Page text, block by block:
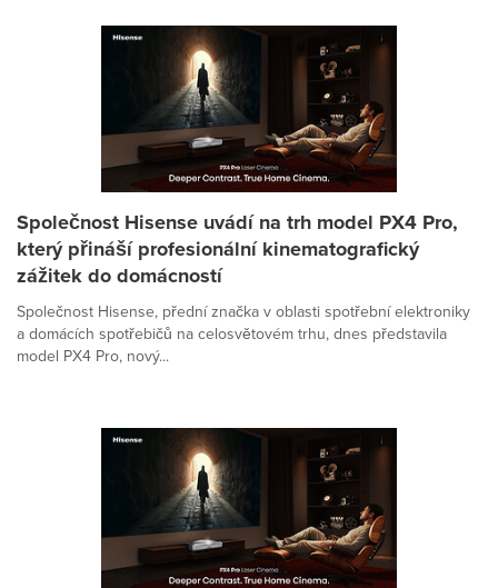
Společnost Hisense uvádí na trh model PX4 Pro,
který přináší profesionální kinematografický
zážitek do domácností
Společnost Hisense, přední značka v oblasti spotřební elektroniky
a domácích spotřebičů na celosvětovém trhu, dnes představila
model PX4 Pro, nový...